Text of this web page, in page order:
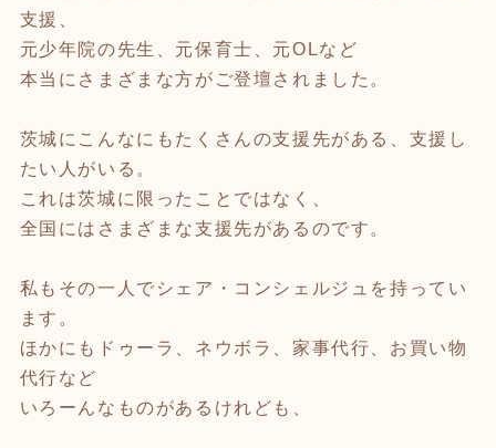
支援、
元少年院の先生、元保育士、元OLなど
本当にさまざまな方がご登壇されました。
茨城にこんなにもたくさんの支援先がある、支援し
たい人がいる。
これは茨城に限ったことではなく、
全国にはさまざまな支援先があるのです。
私もその一人でシェア・コンシェルジュを持ってい
ます。
ほかにもドゥーラ、ネウボラ、家事代行、お買い物
代行など
いろーんなものがあるけれども、